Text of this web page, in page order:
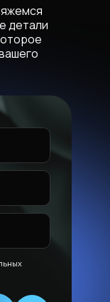
детали